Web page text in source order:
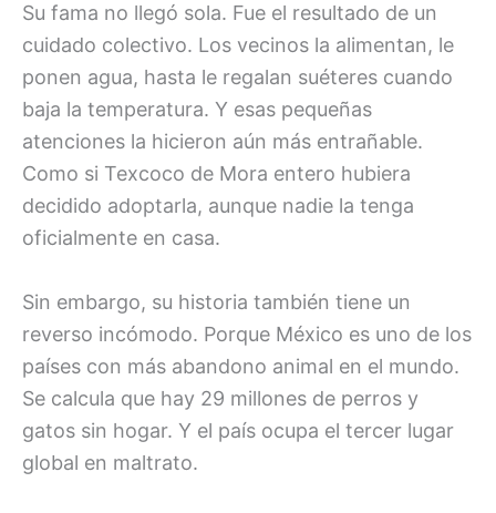
Su fama no llegó sola. Fue el resultado de un
cuidado colectivo. Los vecinos la alimentan, le
ponen agua, hasta le regalan suéteres cuando
baja la temperatura. Y esas pequeñas
atenciones la hicieron aún más entrañable.
Como si Texcoco de Mora entero hubiera
decidido adoptarla, aunque nadie la tenga
oficialmente en casa.
Sin embargo, su historia también tiene un
reverso incómodo. Porque México es uno de los
países con más abandono animal en el mundo.
Se calcula que hay 29 millones de perros y
gatos sin hogar. Y el país ocupa el tercer lugar
global en maltrato.